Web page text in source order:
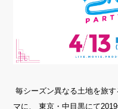
毎シーズン異なる土地を旅
マに、 東京・中目黒にて